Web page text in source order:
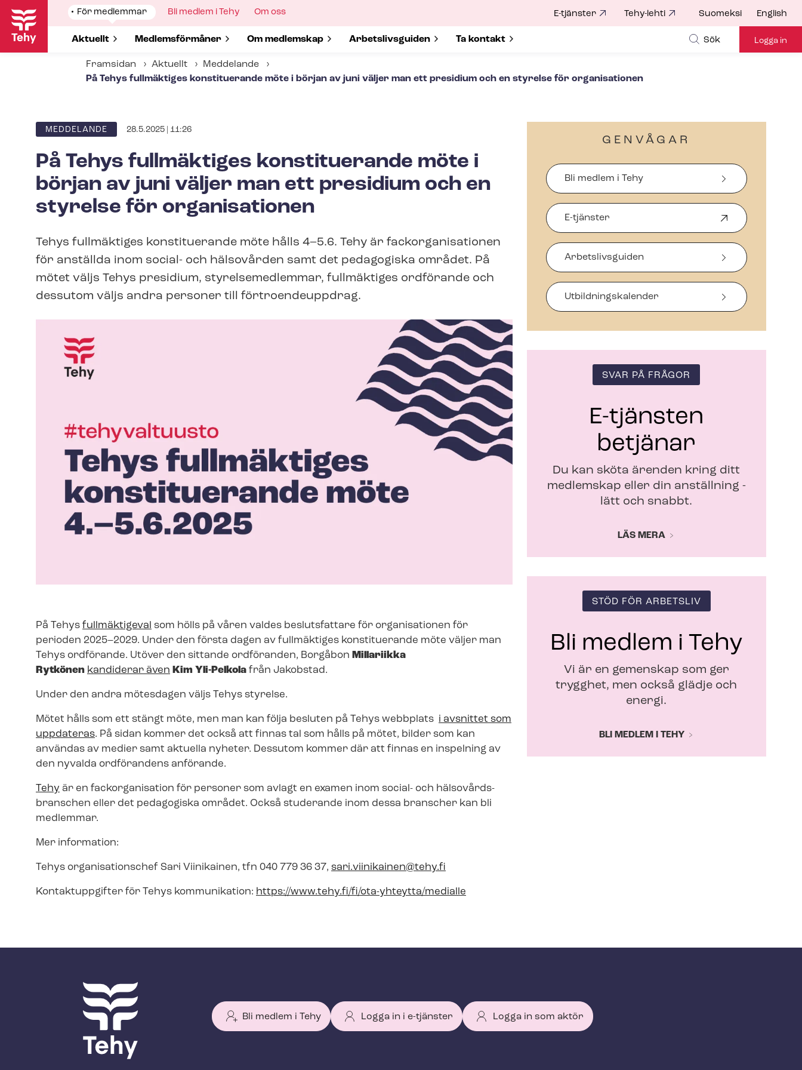
Hoppa
huvudinnehåll
Show
submenu
for
För medlemmar
Show submenu for
Aktuellt Show submenu for
Med­lems­för­må­ner Show submenu for
Om medlemskap Show submenu for
Ar­bets­livs­gui­den Show submenu for
Ta kontakt
Show
for
Bli medlem i Tehy
Show
Om oss E-tjänster Tehy-lehti Suomeksi English
Sök Logga in
Framsidan Aktuellt
Meddelande
På Tehys fullmäktiges konstituerande möte i början av juni väljer man ett presidium och en styrelse för organisationen
ARTICLE
MEDDELANDE 28.5.2025 | 11:26
På Tehys fullmäktiges konstituerande möte i
början av juni väljer man ett presidium och en
styrelse för organisationen
Tehys fullmäktiges konstituerande möte hålls 4–5.6. Tehy är fack­or­ga­ni­sa­tio­nen
för anställda inom social- och hälsovården samt det pedagogiska området. På
mötet väljs Tehys presidium, styrelsemedlemmar, fullmäktiges ordförande och
dessutom väljs andra personer till förtroendeuppdrag.
På Tehys fullmäktigeval som hölls på våren valdes beslutsfattare för organisationen för
perioden 2025–2029. Under den första dagen av fullmäktiges konstituerande möte väljer man
Tehys ordförande. Utöver den sittande ordföranden, Borgåbon Millariikka
Rytkönen kandiderar även Kim Yli-Pelkola från Jakobstad.
Under den andra mötesdagen väljs Tehys styrelse.
Mötet hålls som ett stängt möte, men man kan följa besluten på Tehys webbplats i avsnittet som
uppdateras. På sidan kommer det också att finnas tal som hålls på mötet, bilder som kan
användas av medier samt aktuella nyheter. Dessutom kommer där att finnas en inspelning av
den nyvalda ordförandens anförande.
Tehy är en fackorganisation för personer som avlagt en examen inom social- och häl­so­vårds­
bran­schen eller det pedagogiska området. Också studerande inom dessa branscher kan bli
medlemmar.
Mer information:
Tehys organisationschef Sari Viinikainen, tfn 040 779 36 37, sari.viinikainen@tehy.fi
Kontaktuppgifter för Tehys kommunikation: https://www.tehy.fi/fi/ota-yhteytta/medialle
GENVÅGAR
Bli medlem i Tehy
E-tjänster
Ö
p
n
a
s
i
t
Arbetslivsguiden
Ut­bild­nings­ka­len­der
SVAR PÅ FRÅGOR
E-tjänsten
betjänar
Du kan sköta ärenden kring ditt
medlemskap eller din anställning -
lätt och snabbt.
LÄS MERA
STÖD FÖR ARBETSLIV
Bli medlem i Tehy
Vi är en gemenskap som ger
trygghet, men också glädje och
energi.
BLI MEDLEM I TEHY
Bli medlem i Tehy Logga in i e-tjänster Logga in som aktör